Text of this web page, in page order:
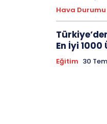
Hava Durumu
En İyi
Eğitim 30